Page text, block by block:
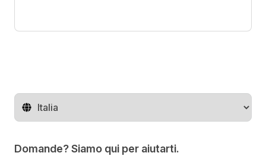
Cambia regione
Domande? Siamo qui per aiutarti.